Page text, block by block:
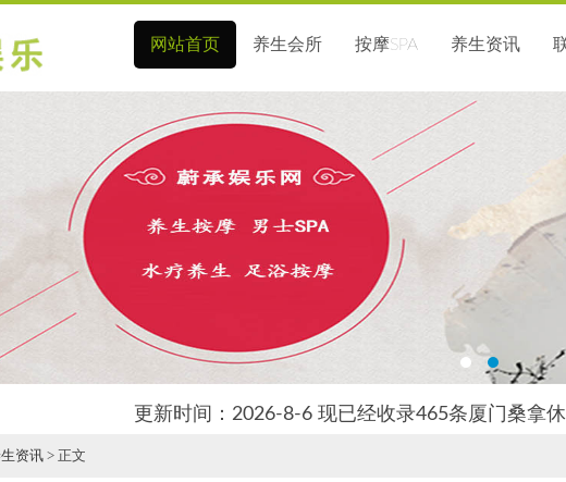
网站首页 养生会所 按摩SPA 养生资讯
更新时间：2026-8-6 现已经收录465条厦门桑拿
资讯 > 正文